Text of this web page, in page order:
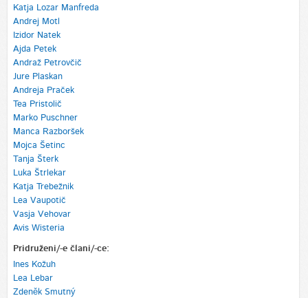
Katja Lozar Manfreda
Andrej Motl
Izidor Natek
Ajda Petek
Andraž Petrovčič
Jure Plaskan
Andreja Praček
Tea Pristolič
Marko Puschner
Manca Razboršek
Mojca Šetinc
Tanja Šterk
Luka Štrlekar
Katja Trebežnik
Lea Vaupotič
Vasja Vehovar
Avis Wisteria
Pridruženi/-e člani/-ce:
Ines Kožuh
Lea Lebar
Zdeněk Smutný